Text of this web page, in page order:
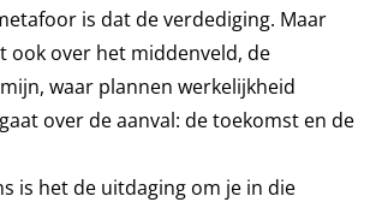
is dat de verdediging. Maar
ook over het middenveld, de
waar plannen werkelijkheid
over de aanval: de toekomst en de
is het de uitdaging om je in die